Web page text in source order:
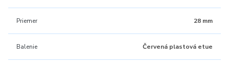
Priemer 28 mm
Balenie Červená plastová etue